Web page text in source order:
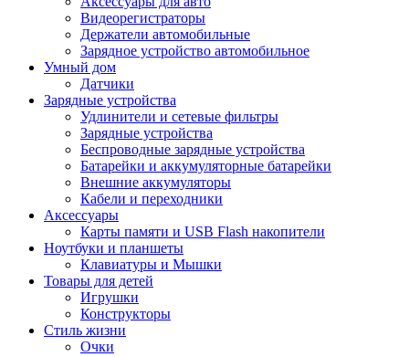
Видеорегистраторы
Держатели автомобильные
Зарядное устройство автомобильное
Умный дом
Датчики
Зарядные устройства
Удлинители и сетевые фильтры
Зарядные устройства
Беспроводные зарядные устройства
Батарейки и аккумуляторные батарейки
Внешние аккумуляторы
Кабели и переходники
Аксессуары
Карты памяти и USB Flash накопители
Ноутбуки и планшеты
Клавиатуры и Мышки
Товары для детей
Игрушки
Конструкторы
Стиль жизни
Очки